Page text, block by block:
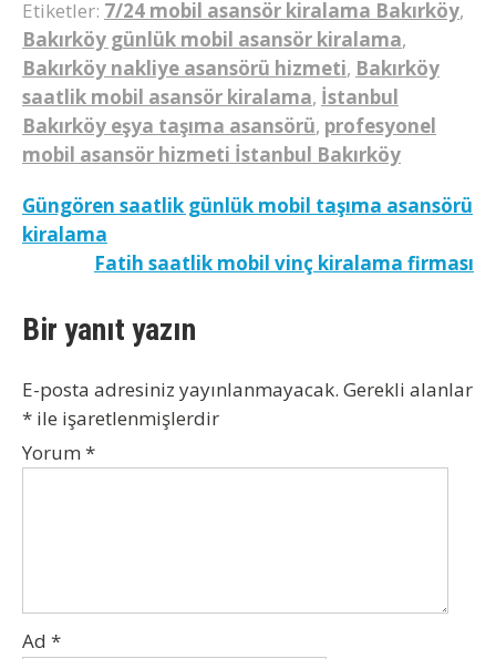
Etiketler: 7/24 mobil asansör kiralama Bakırköy,
Bakırköy günlük mobil asansör kiralama,
Bakırköy nakliye asansörü hizmeti, Bakırköy
saatlik mobil asansör kiralama, İstanbul
Bakırköy eşya taşıma asansörü, profesyonel
mobil asansör hizmeti İstanbul Bakırköy
Yazı
gezinmesi
Güngören saatlik günlük mobil taşıma asansörü
kiralama
Fatih saatlik mobil vinç kiralama firması
Bir yanıt yazın
E-posta adresiniz yayınlanmayacak. Gerekli alanlar
* ile işaretlenmişlerdir
Yorum *
Ad *